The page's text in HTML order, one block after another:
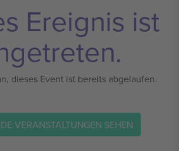
Ereignis ist
dieses Event ist bereits abgelaufen.
VERANSTALTUNGEN SEHEN